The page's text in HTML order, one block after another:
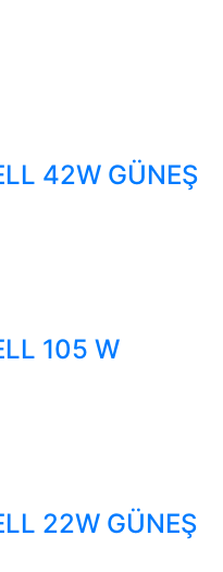
42W GÜNEŞ
105 W
22W GÜNEŞ